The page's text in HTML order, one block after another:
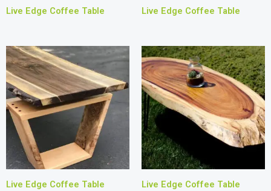
Live Edge Coffee Table Live Edge Coffee Table
Live Edge Coffee Table Live Edge Coffee Table